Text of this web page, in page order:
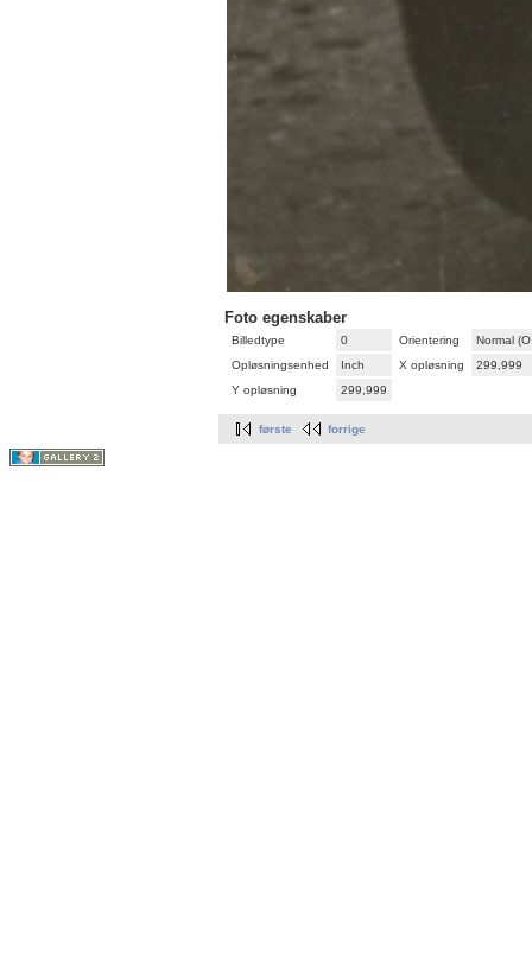
Foto egenskaber
Billedtype 0 Orientering
Normal
Opløsningsenhed
Inch X opløsning
299,999
Y opløsning
299,999
første forrige